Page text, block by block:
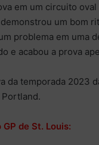
em um circuito
um bom
problema em uma
e acabou a prova
da temporada 2023
de St. Louis: